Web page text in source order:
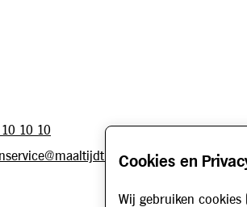
10 10
Cookies en
Wij gebruiken cookies